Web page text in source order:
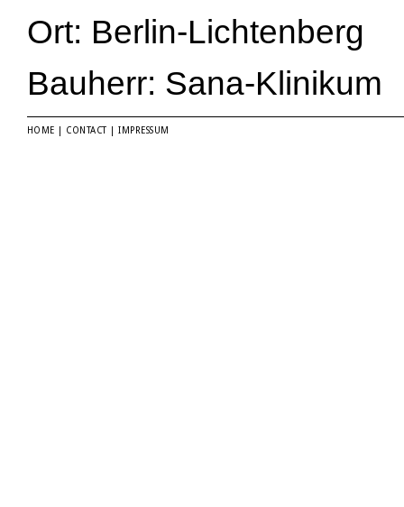
Ort: Berlin-Lichtenberg
Bauherr: Sana-Klinikum
HOME CONTACT |IMPRESSUM